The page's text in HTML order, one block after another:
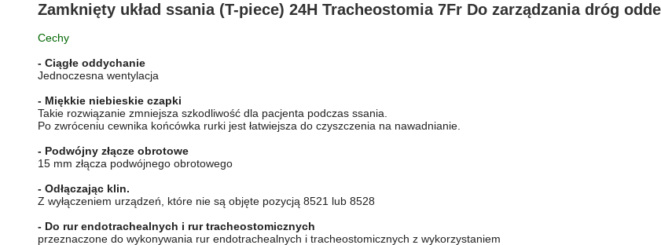
Zamknięty układ ssania (T-piece) 24H Tracheostomia 7Fr Do zarządzania dróg
Cechy
- Ciągłe oddychanie
Jednoczesna wentylacja
- Miękkie niebieskie czapki
Takie rozwiązanie zmniejsza szkodliwość dla pacjenta podczas ssania.
Po zwróceniu cewnika końcówka rurki jest łatwiejsza do czyszczenia na nawadnianie.
- Podwójny złącze obrotowe
15 mm złącza podwójnego obrotowego
- Odłączając klin.
Z wyłączeniem urządzeń, które nie są objęte pozycją 8521 lub 8528
- Do rur endotrachealnych i rur tracheostomicznych
przeznaczone do wykonywania rur endotrachealnych i tracheostomicznych z wykorzystaniem